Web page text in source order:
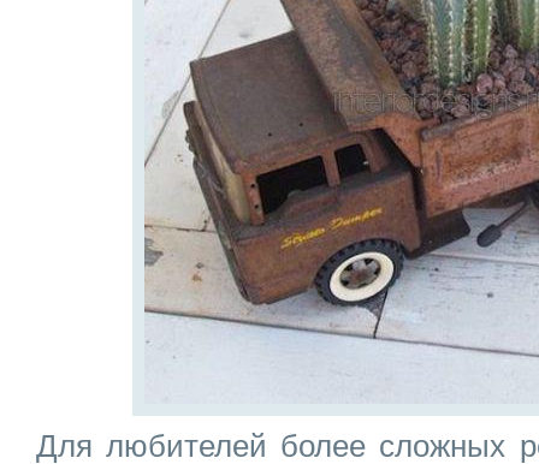
Для любителей более сложных